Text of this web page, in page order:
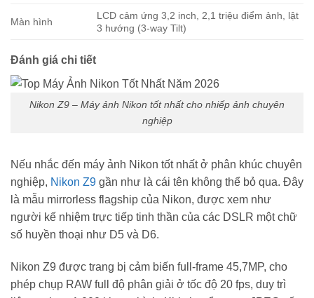
Màn hình
LCD cảm ứng 3,2 inch, 2,1 triệu điểm ảnh, lật
3 hướng (3-way Tilt)
Đánh giá chi tiết
Nikon Z9 – Máy ảnh Nikon tốt nhất cho nhiếp ảnh chuyên
nghiệp
Nếu nhắc đến máy ảnh Nikon tốt nhất ở phân khúc chuyên
nghiệp, Nikon Z9 gần như là cái tên không thể bỏ qua. Đây
là mẫu mirrorless flagship của Nikon, được xem như
người kế nhiệm trực tiếp tinh thần của các DSLR một chữ
số huyền thoại như D5 và D6.
Nikon Z9 được trang bị cảm biến full-frame 45,7MP, cho
phép chụp RAW full độ phân giải ở tốc độ 20 fps, duy trì